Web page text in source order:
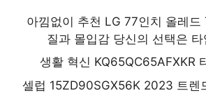
아낌없이 추천 LG 77인치 올레드
질과 몰입감 당신의 선택은
생활 혁신 KQ65QC65AFXKR
셀럽 15ZD90SGX56K 2023 트렌